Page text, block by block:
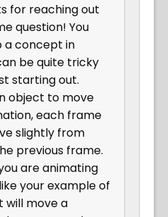
for reaching out
question! You
a concept in
be quite tricky
starting out.
object to move
each frame
slightly from
previous frame.
are animating
your example of
will move a